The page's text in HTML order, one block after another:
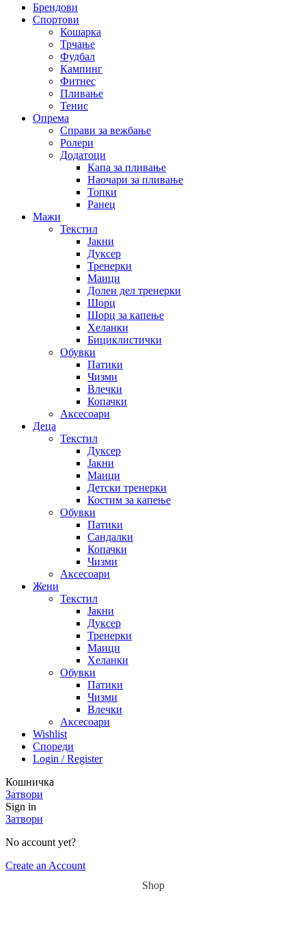
Брендови
Спортови
Кошарка
Трчање
Фудбал
Кампинг
Фитнес
Пливање
Тенис
Опрема
Справи за вежбање
Ролери
Додатоци
Капа за пливање
Наочари за пливање
Топки
Ранец
Мажи
Текстил
Јакни
Дуксер
Тренерки
Маици
Долен дел тренерки
Шорц
Шорц за капење
Хеланки
Бициклистички
Обувки
Патики
Чизми
Влечки
Копачки
Аксесоари
Деца
Текстил
Дуксер
Јакни
Маици
Детски тренерки
Костим за капење
Обувки
Патики
Сандалки
Копачки
Чизми
Аксесоари
Жени
Текстил
Јакни
Дуксер
Тренерки
Маици
Хеланки
Обувки
Патики
Чизми
Влечки
Аксесоари
Wishlist
Спореди
Login / Register
Кошничка
Затвори
Sign in
Затвори
No account yet?
Create an Account
Shop